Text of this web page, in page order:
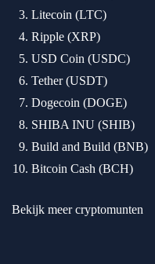
Litecoin (LTC)
Ripple (XRP)
USD Coin (USDC)
Tether (USDT)
Dogecoin (DOGE)
SHIBA INU (SHIB)
Build and Build (BNB)
Bitcoin Cash (BCH)
Bekijk meer cryptomunten